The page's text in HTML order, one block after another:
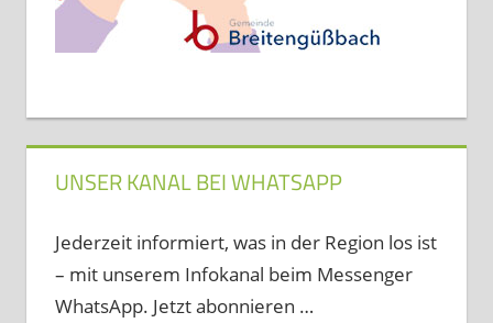
UNSER KANAL BEI WHATSAPP
Jederzeit informiert, was in der Region los ist
– mit unserem Infokanal beim Messenger
WhatsApp. Jetzt abonnieren …